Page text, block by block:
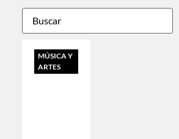
MÚSICA Y
ARTES